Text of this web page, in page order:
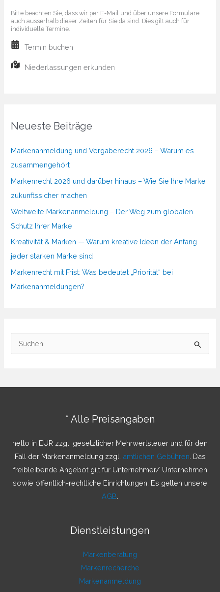
Bitte beachten Sie, dass wir per E-Mail und über unsere Formulare
auch ausserhalb dieser Zeiten für Sie da sind. Dies gilt auch für
individuelle Termine.
Termin buchen
Niederlassungen erkunden
Neueste Beiträge
Markenanmeldung und Vergaberecht 2026 – Warum es
zusammengehört
Markenrecht 2026 und darüber hinaus – Wie Sie Ihre Marke
zukunftssicher machen
Weltweite Markenanmeldung – Der Weg zum globalen
Schutz Ihrer Marke
Kreativität & Marken — Warum kreative Ideen der Anfang
jeder starken Marke sind
Markenrecht mit Frist: Was bedeutet „Priorität“ bei
Markenanmeldungen?
u
h
* Alle Preisangaben
netto in EUR zzgl. gesetzlicher Mehrwertsteuer und für den
Fall der Markenanmeldung zzgl. amtlichen Gebühren . Das
freibleibende Angebot gilt für Unternehmer/ Unternehmen
sowie öffentlich-rechtliche Einrichtungen. Es gelten unsere
AGB
Dienstleistungen
Markenberatung
Markenrecherche
Markenanmeldung